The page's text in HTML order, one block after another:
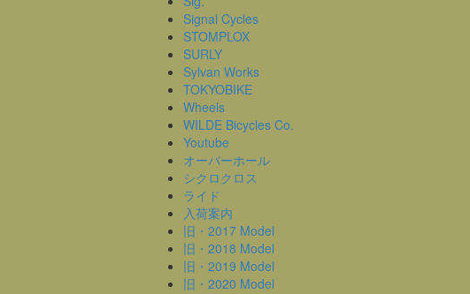
Signal Cycles
STOMPLOX
SURLY
Sylvan Works
TOKYOBIKE
Wheels
WILDE Bicycles Co.
Youtube
オーバーホール
シクロクロス
ライド
入荷案内
旧・2017 Model
旧・2018 Model
旧・2019 Model
旧・2020 Model